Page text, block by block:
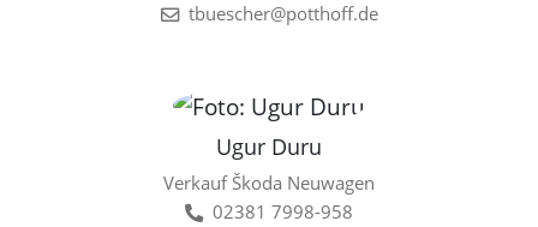
tbuescher@potthoff.de
Ugur Duru
Verkauf Škoda Neuwagen
02381 7998-958